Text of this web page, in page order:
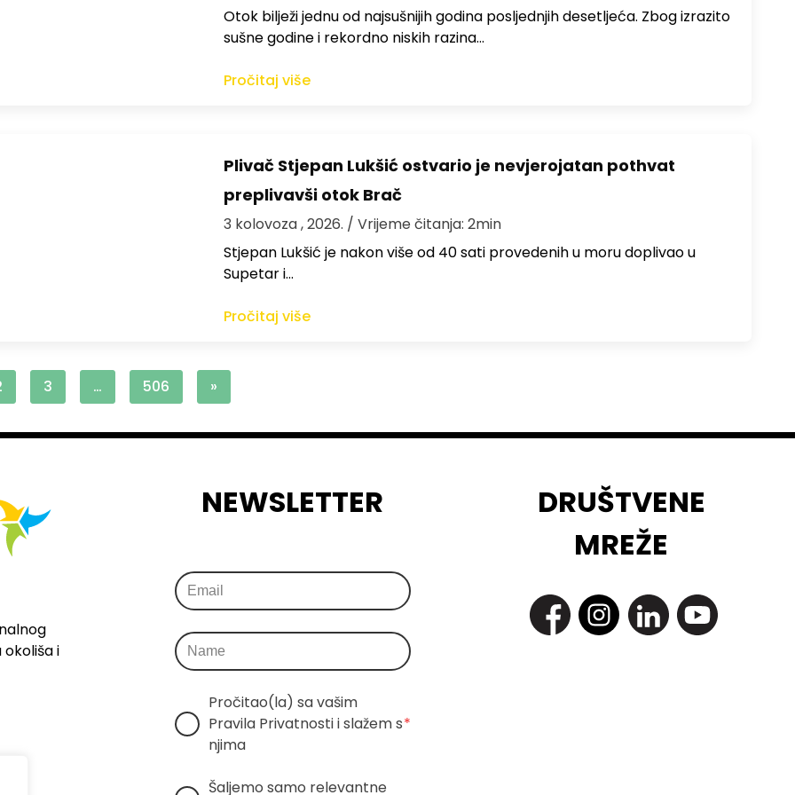
Otok bilježi jednu od najsušnijih godina posljednjih desetljeća. Zbog izrazito
sušne godine i rekordno niskih razina…
Pročitaj više
Plivač Stjepan Lukšić ostvario je nevjerojatan pothvat
preplivavši otok Brač
3 kolovoza , 2026. / Vrijeme čitanja: 2min
St​jepan Lukšić je nakon više od 40 sati provedenih u moru doplivao u
Supetar i…
Pročitaj više
3 … 506 »
i
NEWSLETTER
Pročitao(la) sa vašim
Pravila Privatnosti i slažem s
njima
*
Šaljemo samo relevantne
DRUŠTVENE
MREŽE